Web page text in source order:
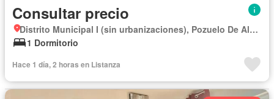
Consultar precio
Distrito Municipal I (sin urbanizaciones), Pozuelo De Alarcón
1 Dormitorio
Hace 1 día, 2 horas en Listanza